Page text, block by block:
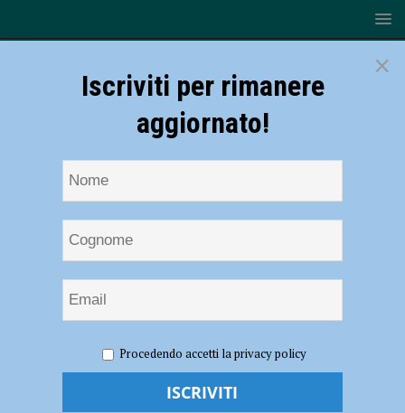
diserta gli esami senza disdire: “Migliaia di casi”
Ausl, sanzioni per chi diserta gli esami
×
Iscriviti per rimanere
aggiornato!
Procedendo accetti la privacy policy